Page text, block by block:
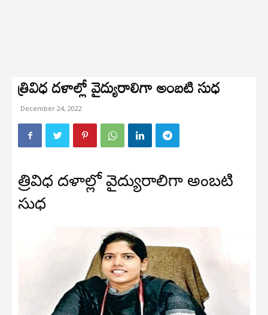
త్రివిధ దళాల్లో వైద్యురాలిగా అంబటి సుధ
December 24, 2022
త్రివిధ దళాల్లో వైద్యురాలిగా అంబటి
సుధ